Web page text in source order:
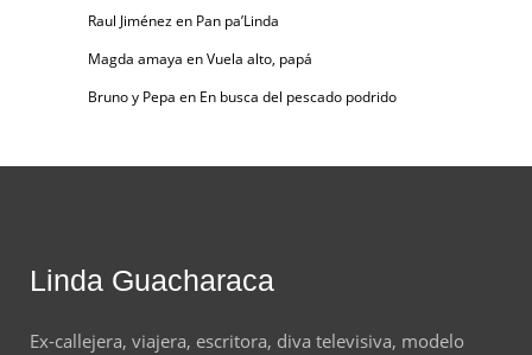
Raul Jiménezen Pan pa’Linda
Magda amaya enVuela alto, papá
Bruno y Pepa en En busca del pescado podrido
Linda Guacharaca
Ex-callejera, viajera, escritora, diva televisiva, modelo